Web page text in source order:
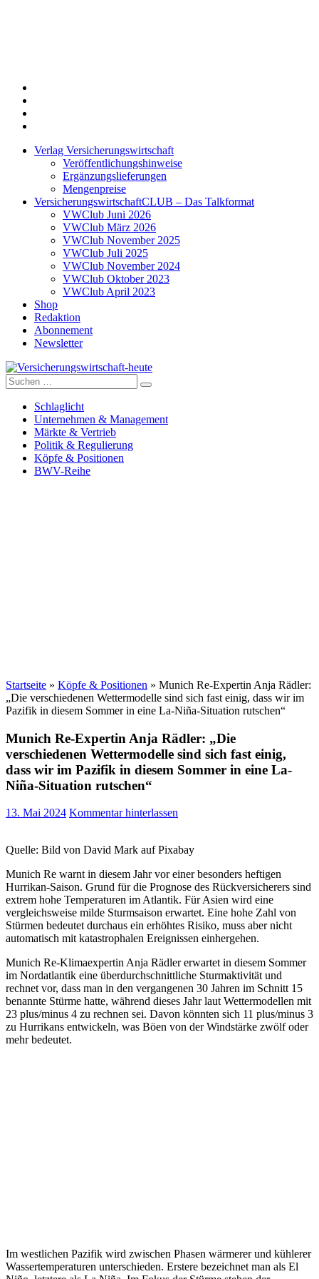
Verlag Versicherungswirtschaft
Veröffentlichungshinweise
Ergänzungslieferungen
Mengenpreise
VersicherungswirtschaftCLUB – Das Talkformat
VWClub Juni 2026
VWClub März 2026
VWClub November 2025
VWClub Juli 2025
VWClub November 2024
VWClub Oktober 2023
VWClub April 2023
Shop
Redaktion
Abonnement
Newsletter
Versicherungswirtschaft-heute
Suche
nach:
Schlaglicht
Unternehmen & Management
Märkte & Vertrieb
Politik & Regulierung
Köpfe & Positionen
BWV-Reihe
Startseite » Köpfe & Positionen » Munich Re-Expertin Anja Rädler:
„Die verschiedenen Wettermodelle sind sich fast einig, dass wir im
Pazifik in diesem Sommer in eine La-Niña-Situation rutschen“
Munich Re-Expertin Anja Rädler: „Die
verschiedenen Wettermodelle sind sich fast einig,
dass wir im Pazifik in diesem Sommer in eine La-
Niña-Situation rutschen“
13. Mai 2024 Kommentar hinterlassen
Quelle: Bild von David Mark auf Pixabay
Munich Re warnt in diesem Jahr vor einer besonders heftigen
Hurrikan-Saison. Grund für die Prognose des Rückversicherers sind
extrem hohe Temperaturen im Atlantik. Für Asien wird eine
vergleichsweise milde Sturmsaison erwartet. Eine hohe Zahl von
Stürmen bedeutet durchaus ein erhöhtes Risiko, muss aber nicht
automatisch mit katastrophalen Ereignissen einhergehen.
Munich Re-Klimaexpertin Anja Rädler erwartet in diesem Sommer
im Nordatlantik eine überdurchschnittliche Sturmaktivität und
rechnet vor, dass man in den vergangenen 30 Jahren im Schnitt 15
benannte Stürme hatte, während dieses Jahr laut Wettermodellen mit
23 plus/minus 4 zu rechnen sei. Davon könnten sich 11 plus/minus 3
zu Hurrikans entwickeln, was Böen von der Windstärke zwölf oder
mehr bedeutet.
Im westlichen Pazifik wird zwischen Phasen wärmerer und kühlerer
Wassertemperaturen unterschieden. Erstere bezeichnet man als El